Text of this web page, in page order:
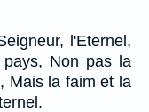
l'Eternel,
Non pas la
Mais la faim et la